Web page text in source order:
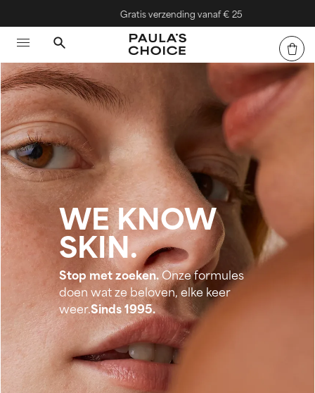
Gratis verzending vanaf € 25
WE KNOW
SKIN.
Stop met zoeken.Onze formules
doen wat ze beloven, elke keer
weer.Sinds 1995.